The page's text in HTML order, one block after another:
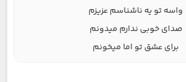
واسه تو یه ناشناسم عزیزم
صدای خوبی ندارم میدونم
برای عشق تو اما میخونم